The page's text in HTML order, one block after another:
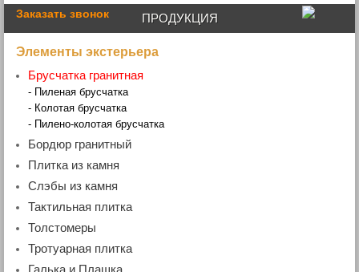
Заказать звонок ПРОДУКЦИЯ
Элементы экстерьера
Брусчатка гранитная
- Пиленая брусчатка
- Колотая брусчатка
- Пилено-колотая брусчатка
Бордюр гранитный
- Бордюр дорожный
- Бордюр радиусный
- Бордюр гранитный ГП4 (100х200хL)
Плитка из камня
- Гранитная плитка
Слэбы из камня
- Мраморные слэбы
Тактильная плитка
Толстомеры
- Гранитная плита
Тротуарная плитка